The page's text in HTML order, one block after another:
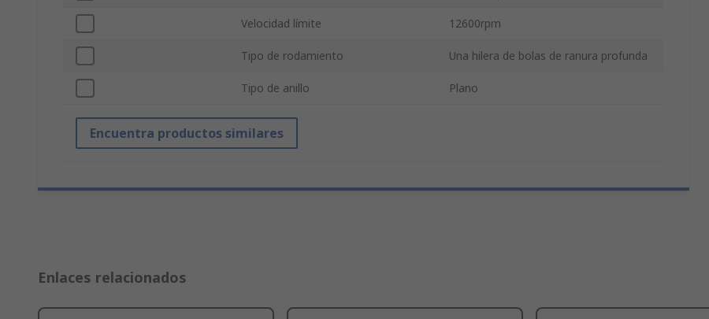
Velocidad límite 12600rpm
Tipo de rodamiento Una hilera de bolas de ranura profunda
Tipo de anillo Plano
Encuentra productos similares
Enlaces relacionados